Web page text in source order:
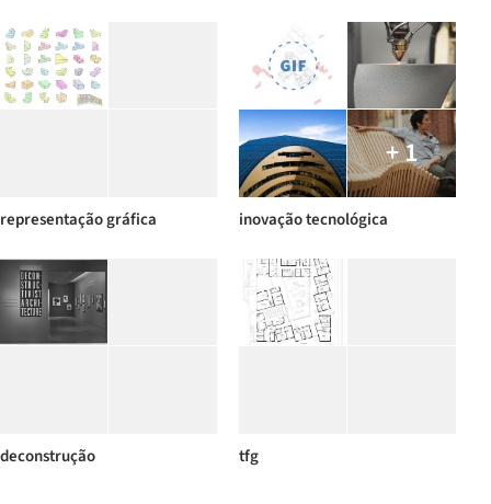
representação gráfica
+ 1
inovação tecnológica
deconstrução tfg